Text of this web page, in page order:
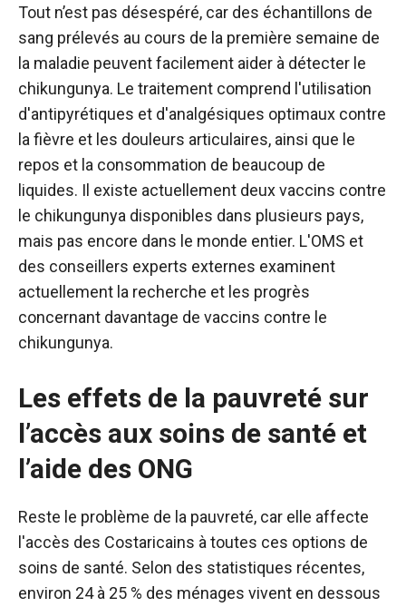
Tout n’est pas désespéré, car des échantillons de
sang prélevés au cours de la première semaine de
la maladie peuvent facilement aider à détecter le
chikungunya. Le traitement comprend l'utilisation
d'antipyrétiques et d'analgésiques optimaux contre
la fièvre et les douleurs articulaires, ainsi que le
repos et la consommation de beaucoup de
liquides. Il existe actuellement deux vaccins contre
le chikungunya disponibles dans plusieurs pays,
mais pas encore dans le monde entier. L'OMS et
des conseillers experts externes examinent
actuellement la recherche et les progrès
concernant davantage de vaccins contre le
chikungunya.
Les effets de la pauvreté sur
l’accès aux soins de santé et
l’aide des ONG
Reste le problème de la pauvreté, car elle affecte
l'accès des Costaricains à toutes ces options de
soins de santé. Selon des statistiques récentes,
environ 24 à 25 % des ménages vivent en dessous